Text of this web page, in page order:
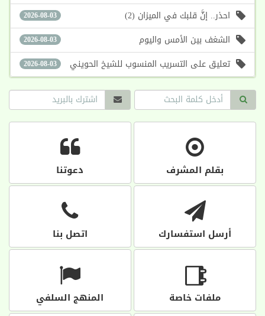
2026-08-03 احذر.. إنَّ قلبك في الميزان (2)
2026-08-03 الشغف بين الأمس واليوم
2026-08-03 تعليق على التسريب المنسوب للشيخ الحويني
بقلم المشرف دعوتنا
أرسل استفسارك اتصل بنا
ملفات خاصة المنهج السلفي